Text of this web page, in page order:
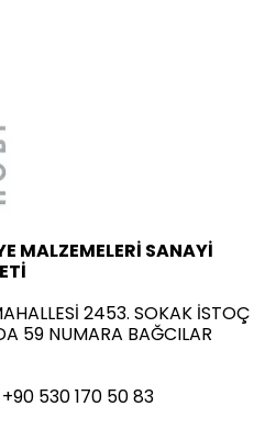
MALZEMELERİ SANAYİ
2453. SOKAK İSTOÇ
59 NUMARA BAĞCILAR
+90 530 170 50 83